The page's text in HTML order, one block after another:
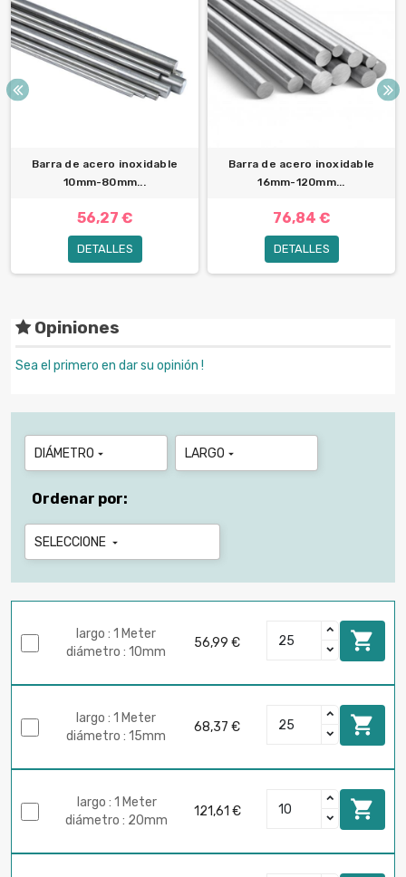
Barra de acero inoxidable
10mm-80mm...
56,27 €
DETALLES
Barra de acero inoxidable
16mm-120mm...
76,84 €
DETALLES
Opiniones
Sea el primero en dar su opinión !
DIÁMETRO  LARGO 
Ordenar por:
SELECCIONE 
largo : 1 Meter
diámetro : 10mm
56,99 € 
largo : 1 Meter
diámetro : 15mm
68,37 € 
largo : 1 Meter
diámetro : 20mm
121,61 € 